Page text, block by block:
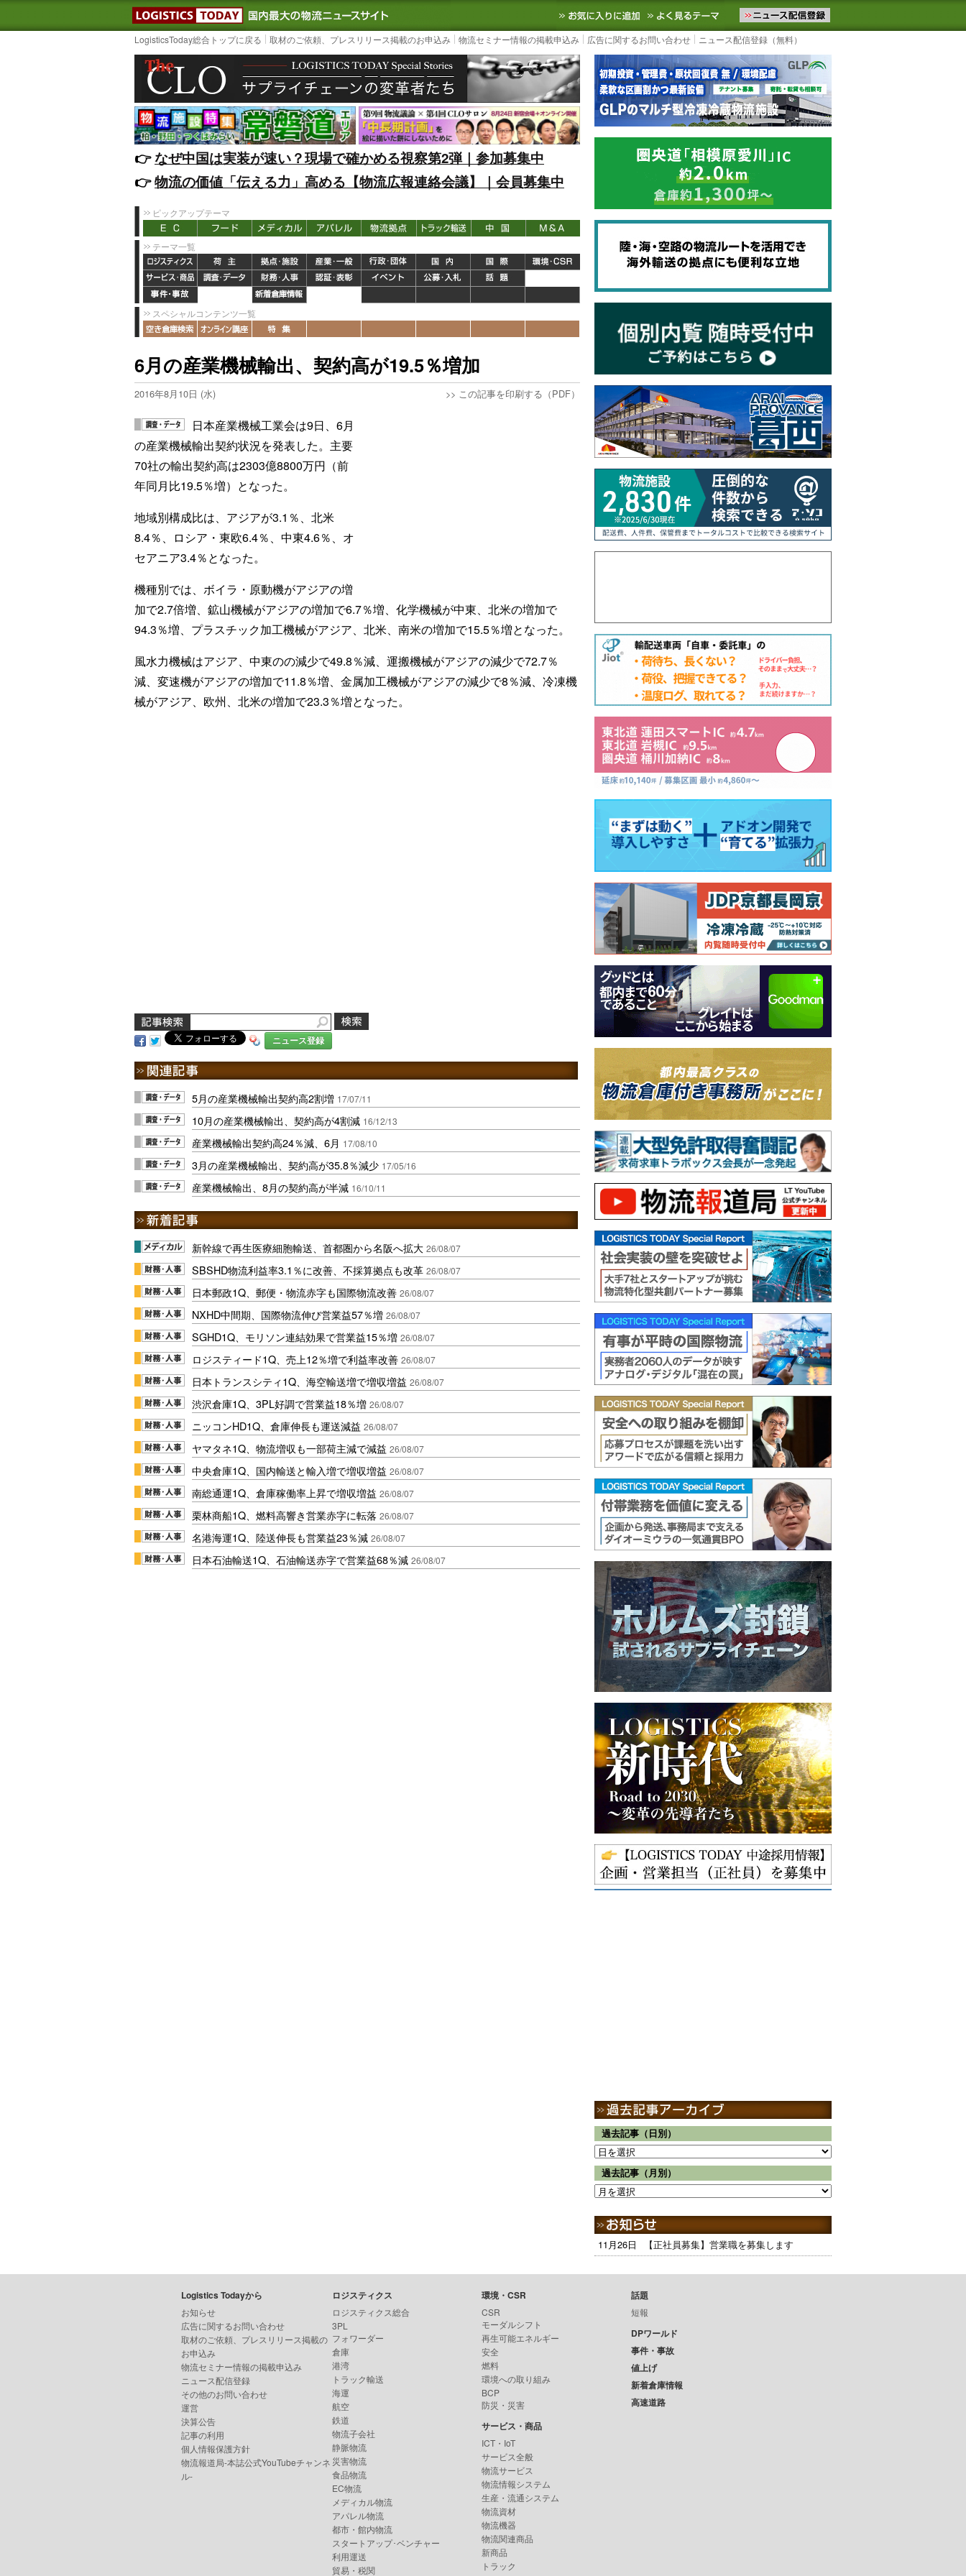
LOGISTICS TODAY｜国内最大の物流ニュースサイト3PL, SCMなど国内外の最新の物流ニュースをお届けします。物流ニュースメール配信を登録す
お気に入りに追加 よく見るテーマ
LogisticsToday総合トップに戻る 取材のご依頼、プレスリリース掲載のお申込み 物流セミナー情報の掲載申込み 広告に関するお問い合わせ ニュース配信登録（無料）
👉️なぜ中国は実装が速い？現場で確かめる視察第2弾｜参加募集中
👉️物流の価値「伝える力」高める【物流広報連絡会議】｜会員募集中
ピックアップテーマ
テーマ一覧
スペシャルコンテンツ一覧
6月の産業機械輸出、契約高が19.5％増加
2016年8月10日 (水) >> この記事を印刷する（PDF）
日本産業機械工業会は9日、6月
の産業機械輸出契約状況を発表した。主要
70社の輸出契約高は2303億8800万円（前
年同月比19.5％増）となった。
地域別構成比は、アジアが3.1％、北米
8.4％、ロシア・東欧6.4％、中東4.6％、オ
セアニア3.4％となった。
機種別では、ボイラ・原動機がアジアの増
加で2.7倍増、鉱山機械がアジアの増加で6.7％増、化学機械が中東、北米の増加で
94.3％増、プラスチック加工機械がアジア、北米、南米の増加で15.5％増となった。
風水力機械はアジア、中東のの減少で49.8％減、運搬機械がアジアの減少で72.7％
減、変速機がアジアの増加で11.8％増、金属加工機械がアジアの減少で8％減、冷凍機
械がアジア、欧州、北米の増加で23.3％増となった。
ニュース登録
5月の産業機械輸出契約高2割増 17/07/11
10月の産業機械輸出、契約高が4割減 16/12/13
産業機械輸出契約高24％減、6月 17/08/10
3月の産業機械輸出、契約高が35.8％減少 17/05/16
産業機械輸出、8月の契約高が半減 16/10/11
新幹線で再生医療細胞輸送、首都圏から名阪へ拡大 26/08/07
SBSHD物流利益率3.1％に改善、不採算拠点も改革 26/08/07
日本郵政1Q、郵便・物流赤字も国際物流改善 26/08/07
NXHD中間期、国際物流伸び営業益57％増 26/08/07
SGHD1Q、モリソン連結効果で営業益15％増 26/08/07
ロジスティード1Q、売上12％増で利益率改善 26/08/07
日本トランスシティ1Q、海空輸送増で増収増益 26/08/07
渋沢倉庫1Q、3PL好調で営業益18％増 26/08/07
ニッコンHD1Q、倉庫伸長も運送減益 26/08/07
ヤマタネ1Q、物流増収も一部荷主減で減益 26/08/07
中央倉庫1Q、国内輸送と輸入増で増収増益 26/08/07
南総通運1Q、倉庫稼働率上昇で増収増益 26/08/07
栗林商船1Q、燃料高響き営業赤字に転落 26/08/07
名港海運1Q、陸送伸長も営業益23％減 26/08/07
日本石油輸送1Q、石油輸送赤字で営業益68％減 26/08/07
過去記事（日別）
過去記事（月別）
11月26日 【正社員募集】営業職を募集します
Logistics Todayから
お知らせ
広告に関するお問い合わせ
取材のご依頼、プレスリリース掲載の
お申込み
物流セミナー情報の掲載申込み
ニュース配信登録
その他のお問い合わせ
運営
決算公告
記事の利用
個人情報保護方針
物流報道局-本誌公式YouTubeチャンネ
ル-
ロジスティクス
ロジスティクス総合
3PL
フォワーダー
倉庫
港湾
トラック輸送
海運
航空
鉄道
物流子会社
静脈物流
災害物流
食品物流
EC物流
メディカル物流
アパレル物流
都市・館内物流
スタートアップ･ベンチャー
利用運送
貿易・税関
環境・CSR
CSR
モーダルシフト
再生可能エネルギー
安全
燃料
環境への取り組み
BCP
防災・災害
サービス・商品
ICT・IoT
サービス全般
物流サービス
物流情報システム
生産・流通システム
物流資材
物流機器
物流関連商品
新商品
トラック
話題
短報
DPワールド
事件・事故
値上げ
新着倉庫情報
高速道路